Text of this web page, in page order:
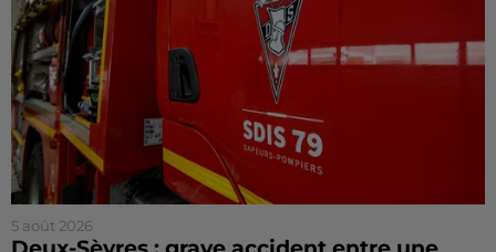
5 août 2026